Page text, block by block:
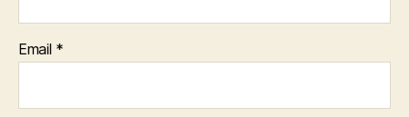
Email *